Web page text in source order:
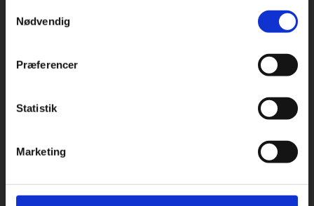
Nødvendig
Præferencer
Statistik
Marketing
1120 København K
Kochsgade 31D
Rødekro
Kontakt kundeservice